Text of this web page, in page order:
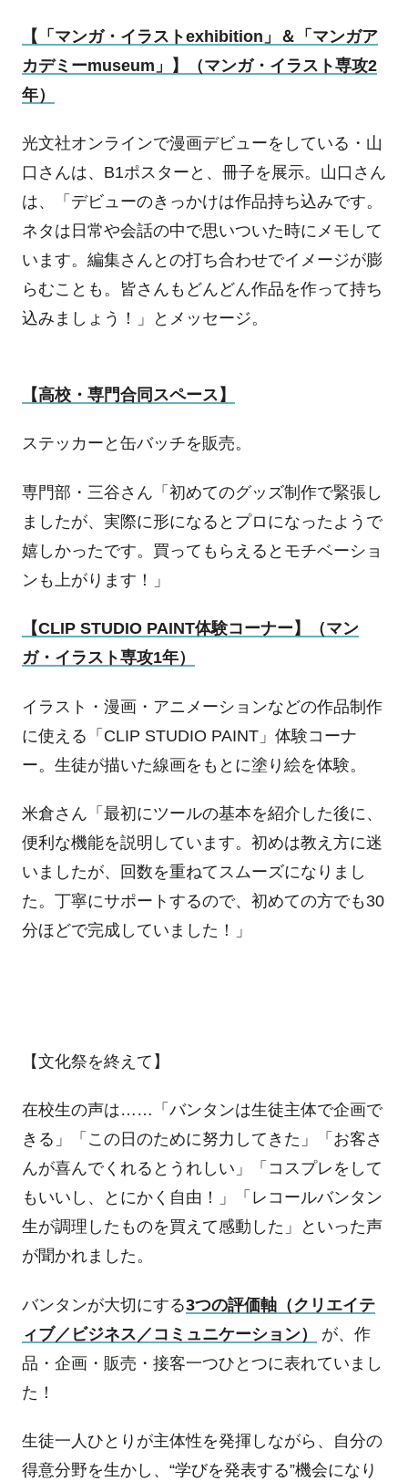
【「マンガ・イラストexhibition 」＆「マンガア
カデミーmuseum 」】（マンガ・イラスト専攻2
年）
光文社オンラインで漫画デビューをしている・山
口さんは、 B1ポスターと、冊子を展示。山口さん
は、「デビューのきっかけは作品持ち込みです。
ネタは日常や会話の中で思いついた時にメモして
います。編集さんとの打ち合わせでイメージが膨
らむことも。皆さんもどんどん作品を作って持ち
込みましょう！」とメッセージ。
【高校・専門合同スペース】
ステッカーと缶バッチを販売。
専門部・三谷さん「初めてのグッズ制作で緊張し
ましたが、実際に形になるとプロになったようで
嬉しかったです。買ってもらえるとモチベーショ
ンも上がります！」
【CLIP STUDIO PAINT体験コーナー】（マン
ガ・イラスト専攻1年）
イラスト・漫画・アニメーションなどの作品制作
に使える「 CLIP STUDIO PAINT」体験コーナ
ー。生徒が描いた線画をもとに塗り絵を体験。
米倉さん「最初にツールの基本を紹介した後に、
便利な機能を説明しています。初めは教え方に迷
いましたが、回数を重ねてスムーズになりまし
た。丁寧にサポートするので、初めての方でも 30
分ほどで完成していました！」
【文化祭を終えて】
在校生の声は……「バンタンは生徒主体で企画で
きる」「この日のために努力してきた」「お客さ
んが喜んでくれるとうれしい」「コスプレをして
もいいし、とにかく自由！」「レコールバンタン
生が調理したものを買えて感動した」といった声
が聞かれました。
バンタンが大切にする3つの評価軸（クリエイテ
ィブ／ビジネス／コミュニケーション）
が、作
品・企画・販売・接客一つひとつに表れていまし
た！
生徒一人ひとりが主体性を発揮しながら、自分の
得意分野を生かし、“学びを発表する”機会になり